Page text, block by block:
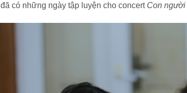
đã có những ngày tập luyện cho concert Con người